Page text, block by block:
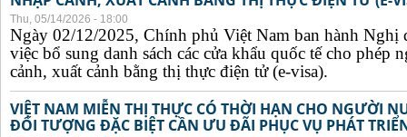
Thu, 05/14/2026 - 18:00
Ngày 02/12/2025, Chính phủ Việt Nam ban hành Nghị
việc bổ sung danh sách các cửa khẩu quốc tế cho phép
cảnh, xuất cảnh bằng thị thực điện tử (e-visa).
VIỆT NAM MIỄN THỊ THỰC CÓ THỜI HẠN CHO NGƯỜI
ĐỐI TƯỢNG ĐẶC BIỆT CẦN ƯU ĐÃI PHỤC VỤ PHÁT